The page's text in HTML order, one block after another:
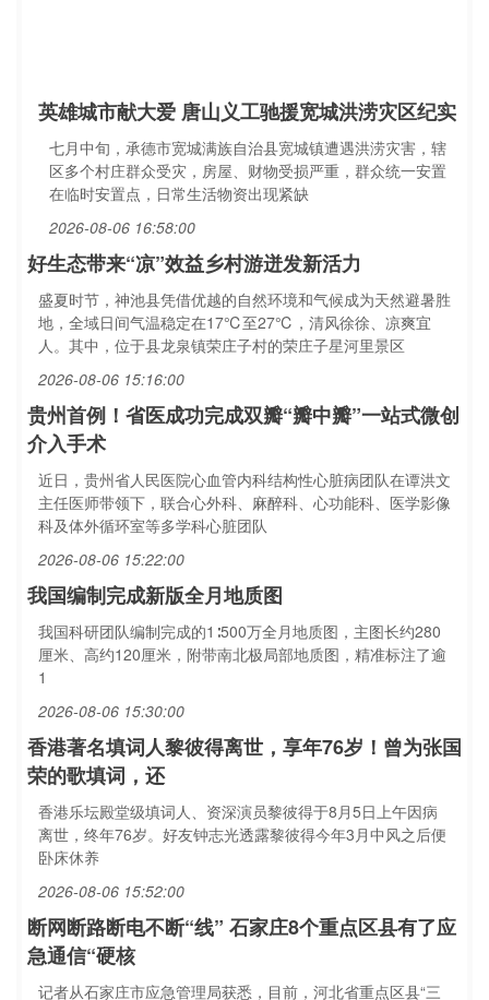
英雄城市献大爱 唐山义工驰援宽城洪涝灾区纪实
七月中旬，承德市宽城满族自治县宽城镇遭遇洪涝灾害，辖
区多个村庄群众受灾，房屋、财物受损严重，群众统一安置
在临时安置点，日常生活物资出现紧缺
2026-08-06 16:58:00
好生态带来“凉”效益乡村游迸发新活力
盛夏时节，神池县凭借优越的自然环境和气候成为天然避暑胜
地，全域日间气温稳定在17℃至27℃，清风徐徐、凉爽宜
人。其中，位于县龙泉镇荣庄子村的荣庄子星河里景区
2026-08-06 15:16:00
贵州首例！省医成功完成双瓣“瓣中瓣”一站式微创
介入手术
近日，贵州省人民医院心血管内科结构性心脏病团队在谭洪文
主任医师带领下，联合心外科、麻醉科、心功能科、医学影像
科及体外循环室等多学科心脏团队
2026-08-06 15:22:00
我国编制完成新版全月地质图
我国科研团队编制完成的1∶500万全月地质图，主图长约280
厘米、高约120厘米，附带南北极局部地质图，精准标注了逾
1
2026-08-06 15:30:00
香港著名填词人黎彼得离世，享年76岁！曾为张国
荣的歌填词，还
香港乐坛殿堂级填词人、资深演员黎彼得于8月5日上午因病
离世，终年76岁。好友钟志光透露黎彼得今年3月中风之后便
卧床休养
2026-08-06 15:52:00
断网断路断电不断“线” 石家庄8个重点区县有了应
急通信“硬核
记者从石家庄市应急管理局获悉，目前，河北省重点区县“三